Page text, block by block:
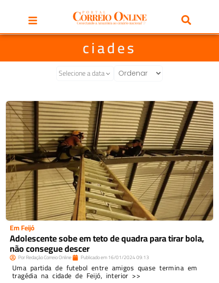
ciades
Selecione a data
Em Feijó
Adolescente sobe em teto de quadra para tirar bola,
não consegue descer
PorRedação Correio Online Publicado em16/01/202409:13
Uma partida de futebol entre amigos quase termina em
tragédia na cidade de Feijó, interior >>